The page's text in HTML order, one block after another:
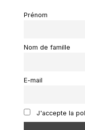
Prénom
Nom de famille
E-mail
J'accepte la